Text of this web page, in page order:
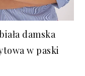
damska
w paski